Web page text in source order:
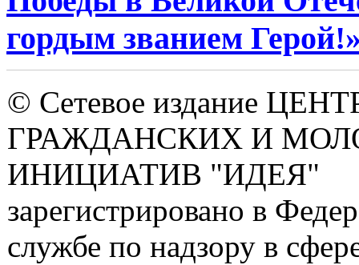
гордым званием
© Сетевое издание
ГРАЖДАНСКИХ И
ИНИЦИАТИВ "ИДЕЯ"
зарегистрировано в
службе по надзору в